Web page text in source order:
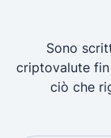
Sono
criptovalute
ciò che